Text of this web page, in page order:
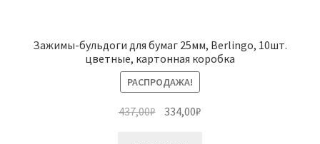
Зажимы-бульдоги для бумаг 25мм, Berlingo, 10шт.
цветные, картонная коробка
РАСПРОДАЖА!
437,00₽ Первоначальная
334,00₽